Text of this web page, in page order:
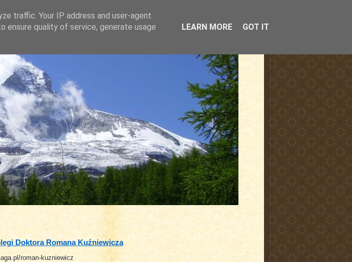
Doktora Romana Kuźniewicza
roman-kuzniewicz
traffic. Your IP address and user-agent
ensure quality of service, generate usage
LEARN MORE GOT IT